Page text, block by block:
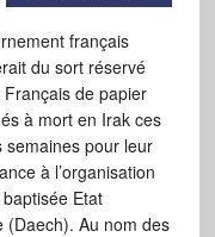
français
du sort réservé
de papier
à mort en Irak ces
semaines pour leur
à l’organisation
Etat
(Daech). Au nom des